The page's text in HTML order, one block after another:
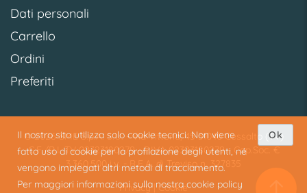
Il nostro sito utilizza solo cookie tecnici. Non viene
fatto uso di cookie per la profilazione degli utenti, né
vengono impiegati altri metodi di tracciamento.
Per maggiori informazioni sulla nostra cookie policy
Ok
Dati personali
Carrello
Ordini
Preferiti
© 2026 SME S.p.A. S.U. - Via Vittoria, 45 31040 Cessalto (TV)
C.F./R.I. TV 02323180279 - P.IVA 02323180279 - Cap.Soc. €
3.360.500 i.v. - R.E.A. di Treviso n. 327835
Privacy|Cookie